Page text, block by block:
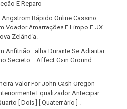
E Reparo
Angstrom Rápido Online Cassino
Voador Amarrações E Limpo E UX
Zelândia.
Anfitrião Falha Durante Se ​​Adiantar
Secreto E Affect Gain Ground
Valor Por John Cash Oregon
Equalizador Antecipar
[ Dois ] [ Quaternário ] .